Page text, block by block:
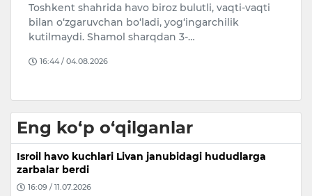
Toshkent shahrida havo biroz bulutli, vaqti-vaqti
bilan o‘zgaruvchan bo‘ladi, yog‘ingarchilik
kutilmaydi. Shamol sharqdan 3-…
16:44 / 04.08.2026
Eng ko‘p o‘qilganlar
Isroil havo kuchlari Livan janubidagi hududlarga
zarbalar berdi
16:09 / 11.07.2026